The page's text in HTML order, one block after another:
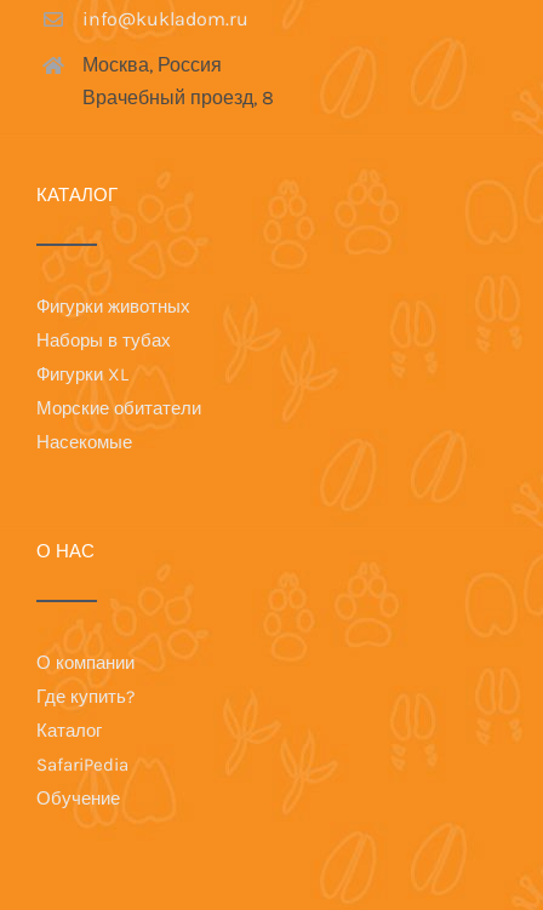
info@kukladom.ru
Москва, Россия
Врачебный проезд, 8
КАТАЛОГ
Фигурки животных
Наборы в тубах
Фигурки XL
Морские обитатели
Насекомые
О НАС
О компании
Где купить?
Каталог
SafariPedia
Обучение